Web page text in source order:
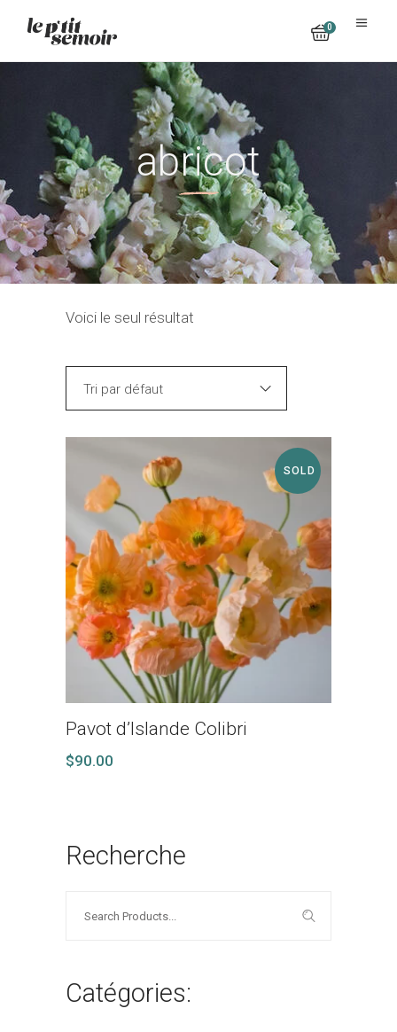
0
No products in the cart.
abricot
Voici le seul résultat
Tri par défaut
SOLD
Pavot d’Islande Colibri
$90.00
Recherche
Catégories: